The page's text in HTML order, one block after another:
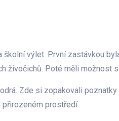
školní výlet. První zastávkou
živočichů. Poté měli možnost
Zde si zopakovali
prostředí.